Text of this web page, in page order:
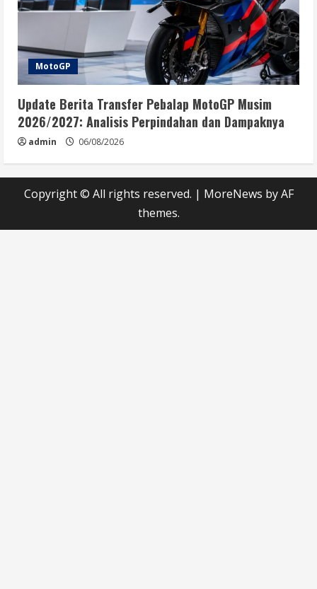
MotoGP
Update Berita Transfer Pebalap MotoGP Musim
2026/2027: Analisis Perpindahan dan Dampaknya
admin 06/08/2026
Copyright © All rights reserved. | MoreNews by AF
themes.